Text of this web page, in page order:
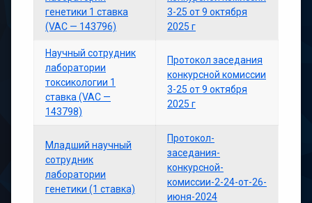
генетики 1 ставка
(VAC — 143796)
3-25 от 9 октября
2025 г
Научный сотрудник
лаборатории
токсикологии 1
ставка (VAC —
143798)
Протокол заседания
конкурсной комиссии
3-25 от 9 октября
2025 г
Младший научный
сотрудник
лаборатории
генетики (1 ставка)
Протокол-
заседания-
конкурсной-
комиссии-2-24-от-26-
июня-2024